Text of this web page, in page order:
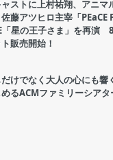
ストに上村祐翔、アニマ
藤アツヒロ主宰「PEaCE
「星の王子さま」を再演
販売開始！
けでなく大人の心にも響
るACMファミリーシア